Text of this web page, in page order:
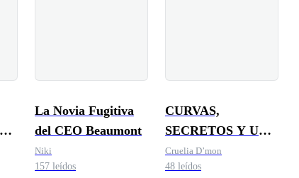
La Novia Fugitiva
del CEO Beaumont
Niki
157 leídos
CURVAS,
SECRETOS Y UN
CEO
Cruelia D’mon
48 leídos